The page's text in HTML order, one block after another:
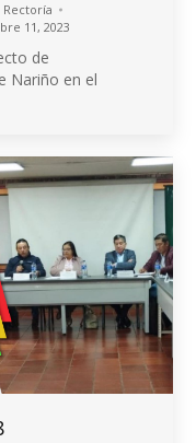
Rectoría
11, 2023
de
Nariño en el